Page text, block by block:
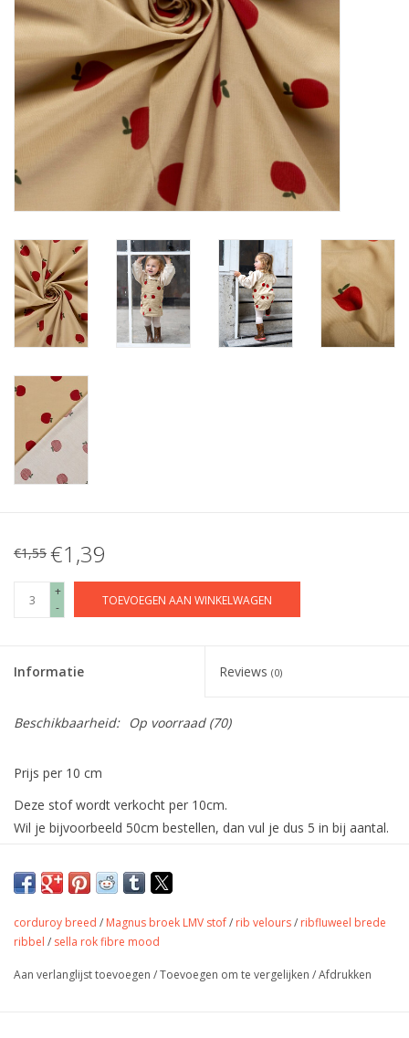
€1,55 €1,39
+
-
TOEVOEGEN AAN WINKELWAGEN
Informatie Reviews (0)
Beschikbaarheid: Op voorraad(70)
Prijs per 10 cm
Deze stof wordt verkocht per 10cm.
Wil je bijvoorbeeld 50cm bestellen, dan vul je dus 5 in bij aantal.
De allerzachtste katoenen ribfluweel
met fijne ribbel.
Deze stof is perfect voor het maken van de rok, broek,
jasjes, tassen en vesten in.
corduroy breed / Magnus broek LMV stof/ rib velours/ ribfluweel brede
ribbel / sella rok fibre mood
Aan verlanglijst toevoegen /Toevoegen om te vergelijken /Afdrukken